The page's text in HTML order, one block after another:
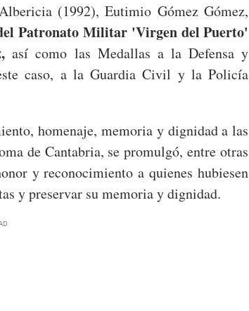
(1992), Eutimio Gómez Gómez,
Patronato Militar 'Virgen del Puerto'
así como las Medallas a la Defensa y
caso, a la Guardia Civil y la Policía
homenaje, memoria y dignidad a las
de Cantabria, se promulgó, entre otras
y reconocimiento a quienes hubiesen
y preservar su memoria y dignidad.